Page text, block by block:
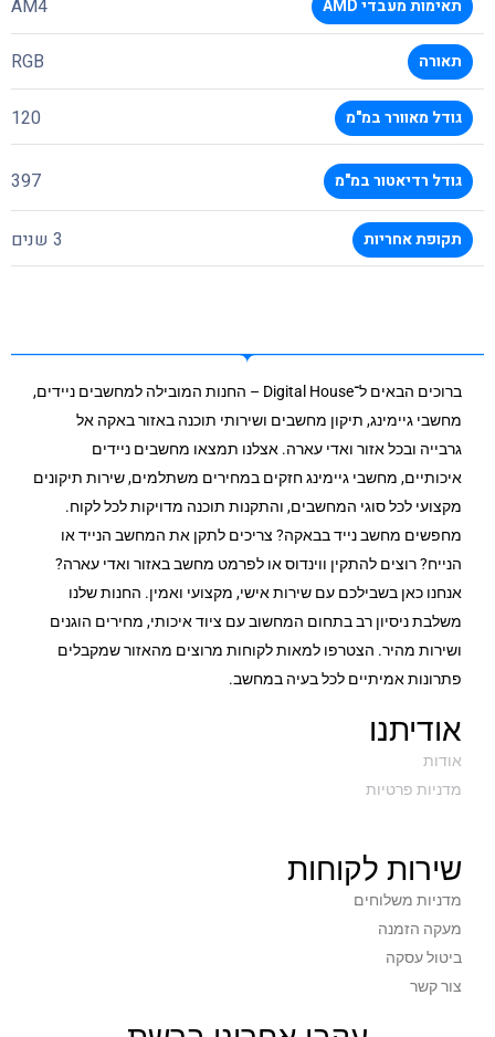
תאימות מעבדי AMD AM4
תאורה RGB
גודל מאוורר במ"מ 120
גודל רדיאטור במ"מ 397
תקופת אחריות 3 שנים
ברוכים הבאים ל־Digital House – החנות המובילה למחשבים ניידים,
מחשבי גיימינג, תיקון מחשבים ושירותי תוכנה באזור באקה אל
גרבייה ובכל אזור ואדי עארה. אצלנו תמצאו מחשבים ניידים
איכותיים, מחשבי גיימינג חזקים במחירים משתלמים, שירות תיקונים
מקצועי לכל סוגי המחשבים, והתקנות תוכנה מדויקות לכל לקוח.
מחפשים מחשב נייד בבאקה? צריכים לתקן את המחשב הנייד או
הנייח? רוצים להתקין ווינדוס או לפרמט מחשב באזור ואדי עארה?
אנחנו כאן בשבילכם עם שירות אישי, מקצועי ואמין. החנות שלנו
משלבת ניסיון רב בתחום המחשוב עם ציוד איכותי, מחירים הוגנים
ושירות מהיר. הצטרפו למאות לקוחות מרוצים מהאזור שמקבלים
פתרונות אמיתיים לכל בעיה במחשב.
אודיתנו
אודות
מדניות פרטיות
שירות לקוחות
מדניות משלוחים
מעקה הזמנה
ביטול עסקה
צור קשר